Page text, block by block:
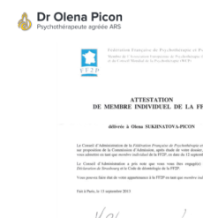
Hit enter to search